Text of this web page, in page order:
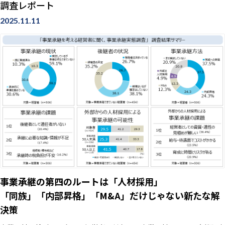
な商習慣があるインドにおいては、現地人材を積極的に採用したうえで
のローカライズがビジネスの成功に欠かせない。 増える日系企業の進
出 国連人口基金
調査レポート
2025.11.11
事業承継の第四のルートは「人材採用」
「同族」「内部昇格」「M&A」だけじゃない新たな解
決策